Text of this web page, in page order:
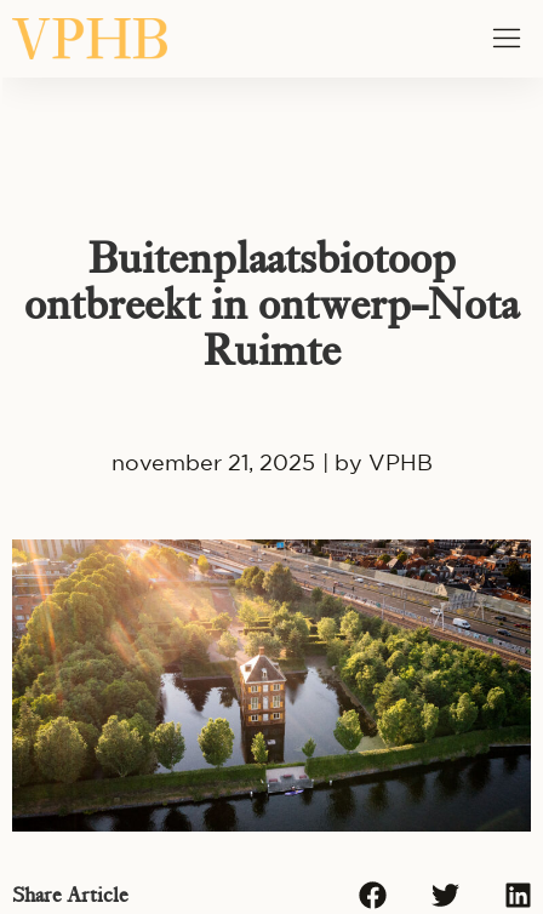
Buitenplaatsbiotoop
ontbreekt in ontwerp-Nota
Ruimte
november 21, 2025 | by VPHB
Share Article